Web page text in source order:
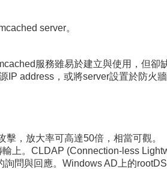
server。
服務雖易於建立與使用，但卻
address，或將server設置於防火牆
，放大率可高達50倍，相當可觀。
上。CLDAP (Connection-less
問與回應。Windows AD上的